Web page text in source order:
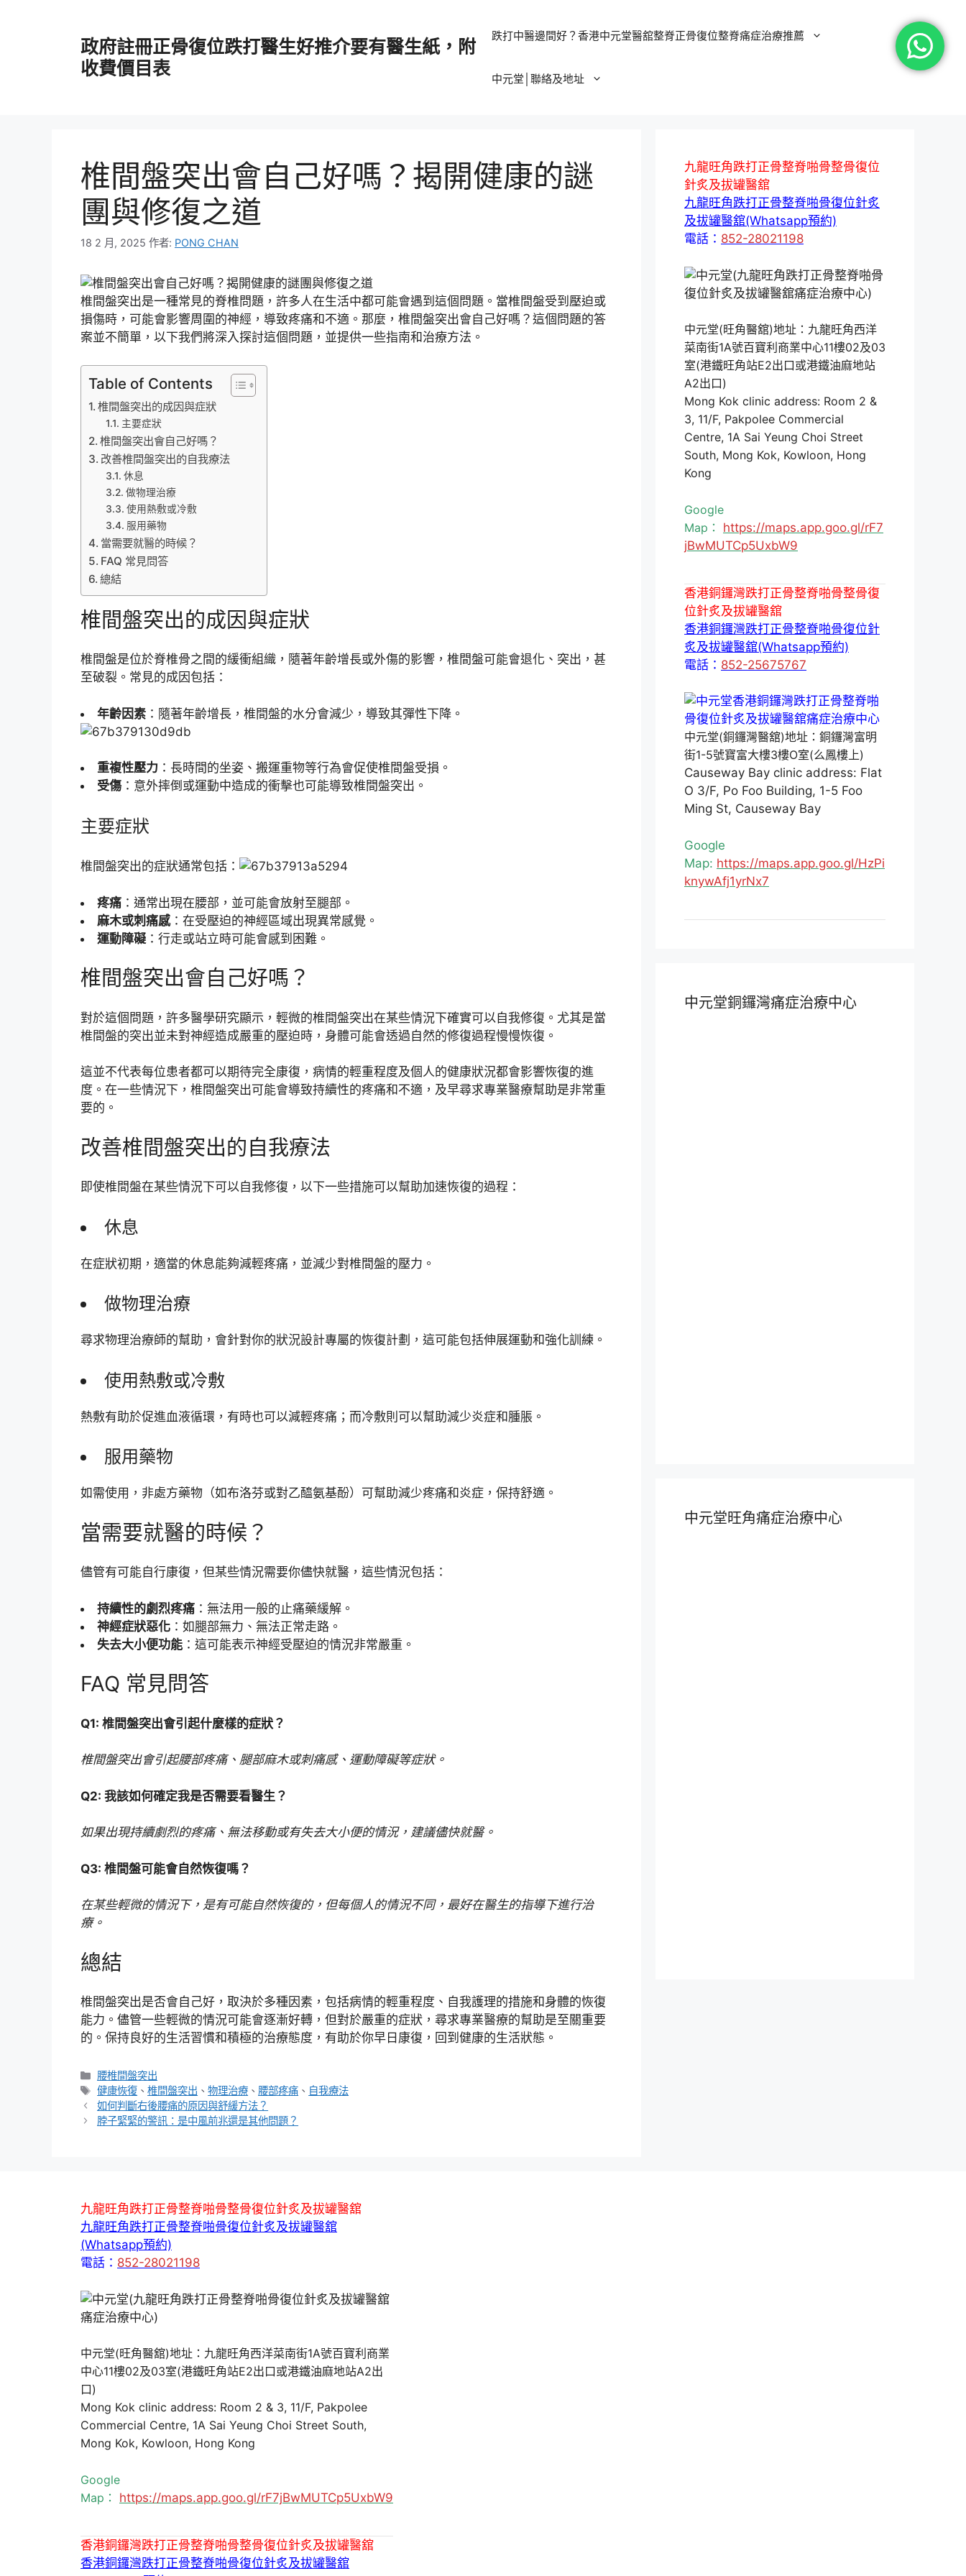
政府註冊正骨復位跌打醫生好推介要有醫生紙，附
收費價目表
跌打中醫邊間好？香港中元堂醫舘整脊正骨復位整脊痛症治療推薦
中元堂│聯絡及地址
椎間盤突出會自己好嗎？揭開健康的謎
團與修復之道
18 2 月, 2025 作者: PONG CHAN
椎間盤突出是一種常見的脊椎問題，許多人在生活中都可能會遇到這個問題。當椎間盤受到壓迫或
損傷時，可能會影響周圍的神經，導致疼痛和不適。那麼，椎間盤突出會自己好嗎？這個問題的答
案並不簡單，以下我們將深入探討這個問題，並提供一些指南和治療方法。
Table of Contents
椎間盤突出的成因與症狀
主要症狀
椎間盤突出會自己好嗎？
改善椎間盤突出的自我療法
休息
做物理治療
使用熱敷或冷敷
服用藥物
當需要就醫的時候？
FAQ 常見問答
總結
椎間盤突出的成因與症狀
椎間盤是位於脊椎骨之間的緩衝組織，隨著年齡增長或外傷的影響，椎間盤可能會退化、突出，甚
至破裂。常見的成因包括：
年齡因素 ：隨著年齡增長，椎間盤的水分會減少，導致其彈性下降。
重複性壓力 ：長時間的坐姿、搬運重物等行為會促使椎間盤受損。
受傷 ：意外摔倒或運動中造成的衝擊也可能導致椎間盤突出。
主要症狀
椎間盤突出的症狀通常包括：
疼痛 ：通常出現在腰部，並可能會放射至腿部。
麻木或刺痛感：在受壓迫的神經區域出現異常感覺。
運動障礙 ：行走或站立時可能會感到困難。
椎間盤突出會自己好嗎？
對於這個問題，許多醫學研究顯示，輕微的椎間盤突出在某些情況下確實可以自我修復。尤其是當
椎間盤的突出並未對神經造成嚴重的壓迫時，身體可能會透過自然的修復過程慢慢恢復。
這並不代表每位患者都可以期待完全康復，病情的輕重程度及個人的健康狀況都會影響恢復的進
度。在一些情況下，椎間盤突出可能會導致持續性的疼痛和不適，及早尋求專業醫療幫助是非常重
要的。
改善椎間盤突出的自我療法
即使椎間盤在某些情況下可以自我修復，以下一些措施可以幫助加速恢復的過程：
休息
在症狀初期，適當的休息能夠減輕疼痛，並減少對椎間盤的壓力。
做物理治療
尋求物理治療師的幫助，會針對你的狀況設計專屬的恢復計劃，這可能包括伸展運動和強化訓練。
使用熱敷或冷敷
熱敷有助於促進血液循環，有時也可以減輕疼痛；而冷敷則可以幫助減少炎症和腫脹。
服用藥物
如需使用，非處方藥物（如布洛芬或對乙醯氨基酚）可幫助減少疼痛和炎症，保持舒適。
當需要就醫的時候？
儘管有可能自行康復，但某些情況需要你儘快就醫，這些情況包括：
持續性的劇烈疼痛 ：無法用一般的止痛藥緩解。
神經症狀惡化 ：如腿部無力、無法正常走路。
失去大小便功能 ：這可能表示神經受壓迫的情況非常嚴重。
FAQ 常見問答
Q1: 椎間盤突出會引起什麼樣的症狀？
椎間盤突出會引起腰部疼痛、腿部麻木或刺痛感、運動障礙等症狀。
Q2: 我該如何確定我是否需要看醫生？
如果出現持續劇烈的疼痛、無法移動或有失去大小便的情況，建議儘快就醫。
Q3: 椎間盤可能會自然恢復嗎？
在某些輕微的情況下，是有可能自然恢復的，但每個人的情況不同，最好在醫生的指導下進行治
療。
總結
椎間盤突出是否會自己好，取決於多種因素，包括病情的輕重程度、自我護理的措施和身體的恢復
能力。儘管一些輕微的情況可能會逐漸好轉，但對於嚴重的症狀，尋求專業醫療的幫助是至關重要
的。保持良好的生活習慣和積極的治療態度，有助於你早日康復，回到健康的生活狀態。
分
類
腰椎間盤突出
標
籤
健康恢復 、椎間盤突出 、物理治療 、 腰部疼痛 、 自我療法
如何判斷右後腰痛的原因與舒緩方法？
脖子緊緊的警訊：是中風前兆還是其他問題？
九龍旺角跌打正骨整脊啪骨整骨復位
針炙及拔罐醫舘
九龍旺角跌打正骨整脊啪骨復位針炙
及拔罐醫舘(Whatsapp預約)
電話： 852-28021198
中元堂(旺角醫舘)地址：九龍旺角西洋
菜南街1A號百寶利商業中心11樓02及03
室(港鐵旺角站E2出口或港鐵油麻地站
A2出口)
Mong Kok clinic address: Room 2 &
3, 11/F, Pakpolee Commercial
Centre, 1A Sai Yeung Choi Street
South, Mong Kok, Kowloon, Hong
Kong
Google
Map： https://maps.app.goo.gl/rF7
jBwMUTCp5UxbW9
香港銅鑼灣跌打正骨整脊啪骨整骨復
位針炙及拔罐醫舘
香港銅鑼灣跌打正骨整脊啪骨復位針
炙及拔罐醫舘(Whatsapp預約)
電話： 852-25675767
中元堂(銅鑼灣醫舘)地址：銅鑼灣富明
街1-5號寶富大樓3樓O室(么鳳樓上)
Causeway Bay clinic address: Flat
O 3/F, Po Foo Building, 1-5 Foo
Ming St, Causeway Bay
Google
Map: https://maps.app.goo.gl/HzPi
knywAfj1yrNx7
中元堂銅鑼灣痛症治療中心
中元堂旺角痛症治療中心
九龍旺角跌打正骨整脊啪骨整骨復位針炙及拔罐醫舘
九龍旺角跌打正骨整脊啪骨復位針炙及拔罐醫舘
(Whatsapp預約)
電話： 852-28021198
中元堂(旺角醫舘)地址：九龍旺角西洋菜南街1A號百寶利商業
中心11樓02及03室(港鐵旺角站E2出口或港鐵油麻地站A2出
口)
Mong Kok clinic address: Room 2 & 3, 11/F, Pakpolee
Commercial Centre, 1A Sai Yeung Choi Street South,
Mong Kok, Kowloon, Hong Kong
Google
Map： https://maps.app.goo.gl/rF7jBwMUTCp5UxbW9
香港銅鑼灣跌打正骨整脊啪骨整骨復位針炙及拔罐醫舘
香港銅鑼灣跌打正骨整脊啪骨復位針炙及拔罐醫舘